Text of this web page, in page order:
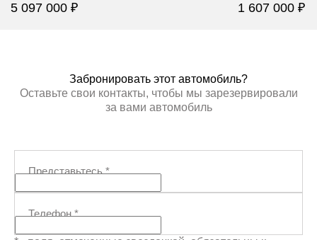
5 097 000 ₽ 1 607 000 ₽
Забронировать этот автомобиль?
Оставьте свои контакты, чтобы мы зарезервировали
за вами автомобиль
Представьтесь*
Телефон*